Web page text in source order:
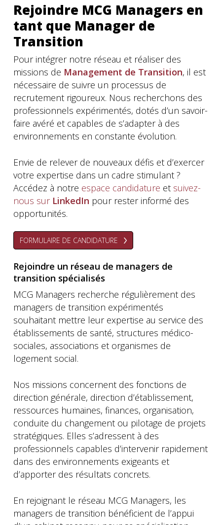
Rejoindre MCG Managers en
tant que Manager de
Transition
Pour intégrer notre réseau et réaliser des
missions de Management de Transition, il est
nécessaire de suivre un processus de
recrutement rigoureux. Nous recherchons des
professionnels expérimentés, dotés d’un savoir-
faire avéré et capables de s’adapter à des
environnements en constante évolution.
Envie de relever de nouveaux défis et d’exercer
votre expertise dans un cadre stimulant ?
Accédez à notre espace candidature et suivez-
nous sur LinkedIn pour rester informé des
opportunités.
FORMULAIRE DE CANDIDATURE
Rejoindre un réseau de managers de
transition spécialisés
MCG Managers recherche régulièrement des
managers de transition expérimentés
souhaitant mettre leur expertise au service des
établissements de santé, structures médico-
sociales, associations et organismes de
logement social.
Nos missions concernent des fonctions de
direction générale, direction d’établissement,
ressources humaines, finances, organisation,
conduite du changement ou pilotage de projets
stratégiques. Elles s’adressent à des
professionnels capables d’intervenir rapidement
dans des environnements exigeants et
d’apporter des résultats concrets.
En rejoignant le réseau MCG Managers, les
managers de transition bénéficient de l’appui